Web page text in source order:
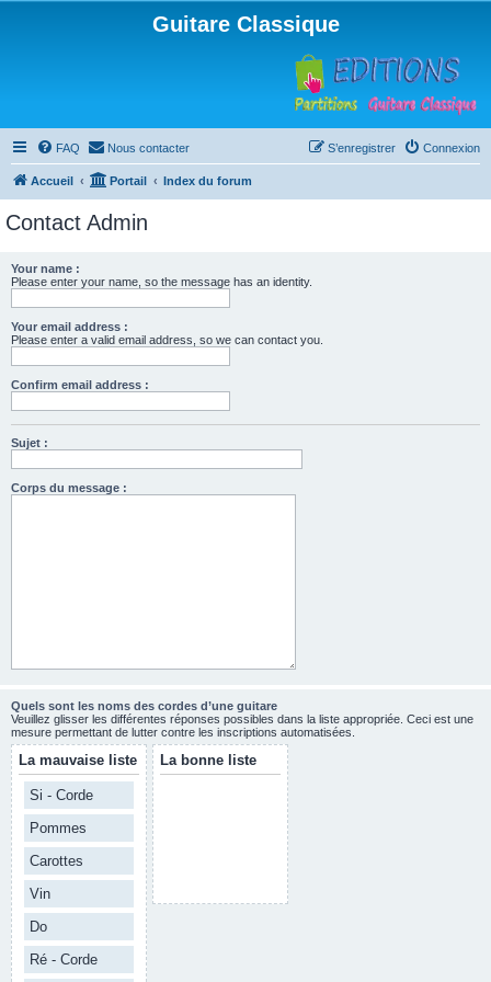
Guitare Classique
FAQ Nous contacter Connexion
S’enregistrer
Accueil Portail Index du forum
Contact Admin
Your name :
Please enter your name, so the message has an identity.
Your email address :
Please enter a valid email address, so we can contact you.
Confirm email address :
Sujet :
Corps du message :
Quels sont les noms des cordes d’une guitare
Veuillez glisser les différentes réponses possibles dans la liste appropriée. Ceci est une
mesure permettant de lutter contre les inscriptions automatisées.
La mauvaise liste
Si - Corde
Pommes
Carottes
Vin
Do
Ré - Corde
La bonne liste